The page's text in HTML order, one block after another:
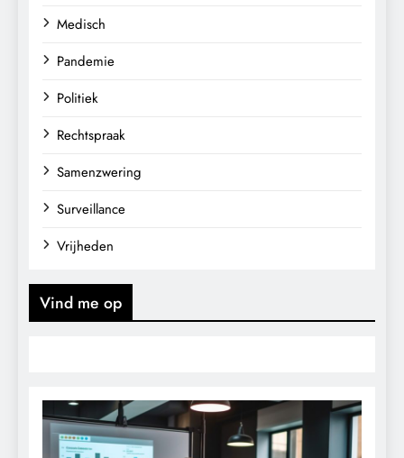
Medisch
Pandemie
Politiek
Rechtspraak
Samenzwering
Surveillance
Vrijheden
Vind me op